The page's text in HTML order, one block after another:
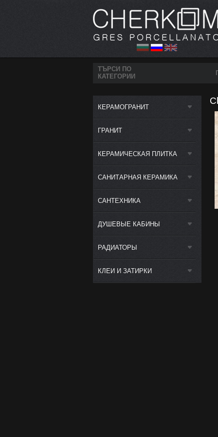
ТЪРСИ ПО
КАТЕГОРИИ
КЕРАМОГРАНИТ
ГРАНИТ
КЕРАМИЧЕСКАЯ ПЛИТКА
САНИТАРНАЯ КЕРАМИКА
САНТЕХНИКА
ДУШЕВЫЕ КАБИНЫ
РАДИАТОРЫ
КЛЕИ И ЗАТИРКИ